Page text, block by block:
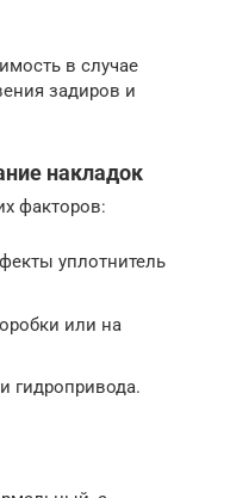
в случае
задиров и
накладок
факторов:
уплотнитель
или на
гидропривода.